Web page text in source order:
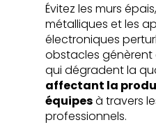
Évitez les murs
métalliques et les
électroniques
obstacles génèrent
qui dégradent la
affectant la
équipesà travers
professionnels.